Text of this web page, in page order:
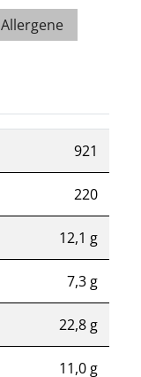
Allergene
921
220
12,1 g
7,3 g
22,8 g
11,0 g